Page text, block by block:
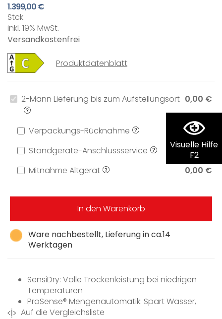
Visuelle Hilfe
F2
1.399,00 €
Stck
inkl. 19% MwSt.
Versandkostenfrei
Produktdatenblatt
Ware nachbestellt, Lieferung in ca.14
Werktagen
2-Mann Lieferung bis zum Aufstellungsort 0,00 €
Verpackungs-Rücknahme
0,00 €
Standgeräte-Anschlussservice
69,00 €
Mitnahme Altgerät
0,00 €
In den Warenkorb
SensiDry: Volle Trockenleistung bei niedrigen
Temperaturen
ProSense® Mengenautomatik: Spart Wasser,
Energie und Zeit.
Auf die Vergleichsliste